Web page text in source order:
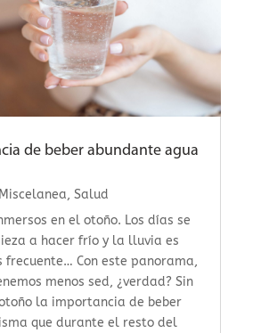
de beber abundante agua
Miscelanea, Salud
en el otoño. Los días se
a hacer frío y la lluvia es
frecuente… Con este panorama,
menos sed, ¿verdad? Sin
la importancia de beber
que durante el resto del